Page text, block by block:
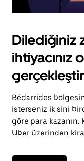
Dilediğiniz
ihtiyacınız
Bédarrides
isterseniz ikisini
göre para kazanın.
Uber üzerinden